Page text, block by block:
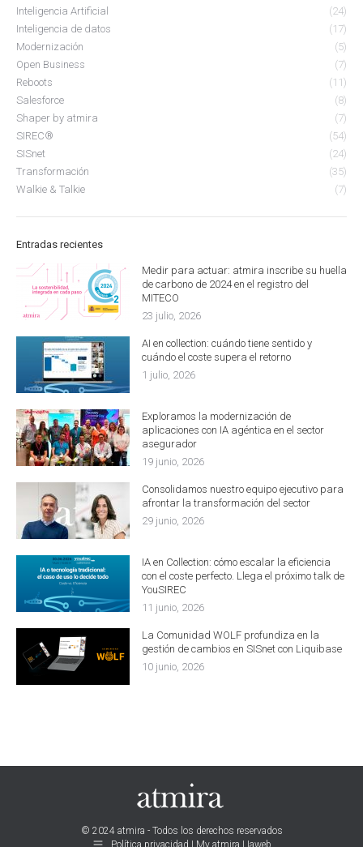
Inteligencia Artificial
(24)
Inteligencia de datos
(17)
Modernización
(5)
Open Business
(7)
Reboots
(11)
Salesforce
(8)
Shaper by atmira
(7)
SIREC®
(54)
SISnet
(24)
Transformación
(35)
Walkie & Talkie
(7)
Entradas recientes
Medir para actuar: atmira inscribe su huella
de carbono de 2024 en el registro del
MITECO
23 julio, 2026
AI en collection: cuándo tiene sentido y
cuándo el coste supera el retorno
1 julio, 2026
Exploramos la modernización de
aplicaciones con IA agéntica en el sector
asegurador
19 junio, 2026
Consolidamos nuestro equipo ejecutivo para
afrontar la transformación del sector
29 junio, 2026
IA en Collection: cómo escalar la eficiencia
con el coste perfecto. Llega el próximo talk de
YouSIREC
11 junio, 2026
La Comunidad WOLF profundiza en la
gestión de cambios en SISnet con Liquibase
10 junio, 2026
© 2024 atmira - Todos los derechos reservados
Política privacidad | My atmira | Iaweb